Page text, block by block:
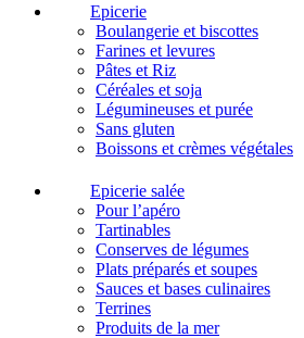
Epicerie
Boulangerie et biscottes
Farines et levures
Pâtes et Riz
Céréales et soja
Légumineuses et purée
Sans gluten
Boissons et crèmes végétales
Epicerie salée
Pour l’apéro
Tartinables
Conserves de légumes
Plats préparés et soupes
Sauces et bases culinaires
Terrines
Produits de la mer